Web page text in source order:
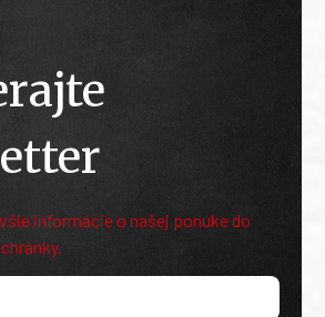
informácie o našej ponuke do